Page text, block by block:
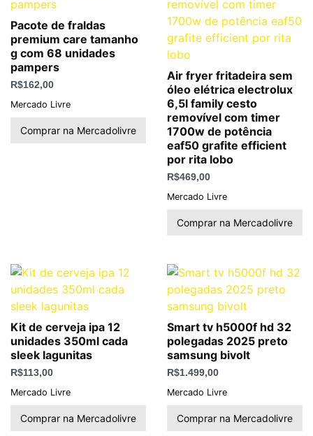
Pacote de fraldas
premium care tamanho
g com 68 unidades
pampers
R$162,00
Mercado Livre
Comprar na Mercadolivre
Air fryer fritadeira sem
óleo elétrica electrolux
6,5l family cesto
removível com timer
1700w de potência
eaf50 grafite efficient
por rita lobo
R$469,00
Mercado Livre
Comprar na Mercadolivre
Kit de cerveja ipa 12
unidades 350ml cada
sleek lagunitas
R$113,00
Mercado Livre
Comprar na Mercadolivre
Smart tv h5000f hd 32
polegadas 2025 preto
samsung bivolt
R$1.499,00
Mercado Livre
Comprar na Mercadolivre